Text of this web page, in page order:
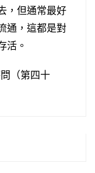
，但通常最好
通，這都是對
活。
（第四十